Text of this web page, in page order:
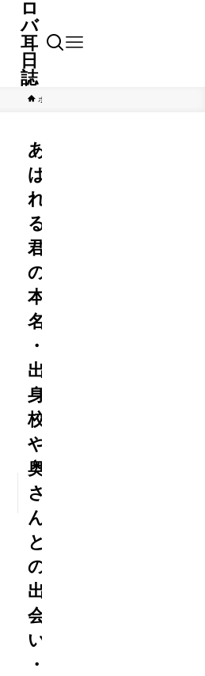
ロ
バ
耳
日
誌
ホーム
あ
ば
れ
る
君
の
本
名
・
出
身
校
や
奥
さ
ん
と
の
出
会
い
・